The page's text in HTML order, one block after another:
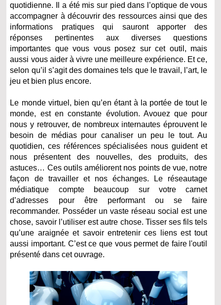
quotidienne. Il a été mis sur pied dans l’optique de vous
accompagner à découvrir des ressources ainsi que des
informations pratiques qui sauront apporter des
réponses pertinentes aux diverses questions
importantes que vous vous posez sur cet outil, mais
aussi vous aider à vivre une meilleure expérience. Et ce,
selon qu’il s’agit des domaines tels que le travail, l’art, le
jeu et bien plus encore.
Le monde virtuel, bien qu’en étant à la portée de tout le
monde, est en constante évolution. Avouez que pour
nous y retrouver, de nombreux internautes éprouvent le
besoin de médias pour canaliser un peu le tout. Au
quotidien, ces références spécialisées nous guident et
nous présentent des nouvelles, des produits, des
astuces… Ces outils améliorent nos points de vue, notre
façon de travailler et nos échanges. Le réseautage
médiatique compte beaucoup sur votre carnet
d’adresses pour être performant ou se faire
recommander. Posséder un vaste réseau social est une
chose, savoir l’utiliser est autre chose. Tisser ses fils tels
qu’une araignée et savoir entretenir ces liens est tout
aussi important. C’est ce que vous permet de faire l'outil
présenté dans cet ouvrage.